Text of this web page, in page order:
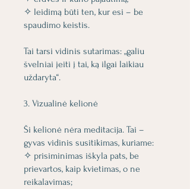
✧ leidimą būti ten, kur esi – be
spaudimo keistis.
Tai tarsi vidinis sutarimas: „galiu
švelniai įeiti į tai, ką ilgai laikiau
uždaryta“.
3. Vizualinė kelionė
Ši kelionė nėra meditacija. Tai –
gyvas vidinis susitikimas, kuriame:
✧ prisiminimas iškyla pats, be
prievartos, kaip kvietimas, o ne
reikalavimas;